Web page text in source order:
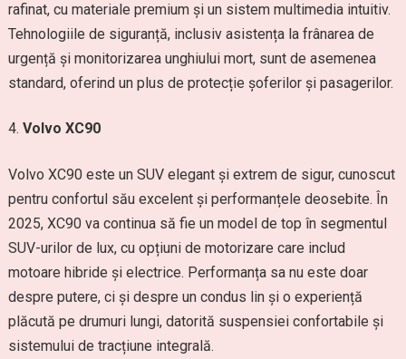
rafinat, cu materiale premium și un sistem multimedia intuitiv.
Tehnologiile de siguranță, inclusiv asistența la frânarea de
urgență și monitorizarea unghiului mort, sunt de asemenea
standard, oferind un plus de protecție șoferilor și pasagerilor.
Volvo XC90
Volvo XC90 este un SUV elegant și extrem de sigur, cunoscut
pentru confortul său excelent și performanțele deosebite. În
2025, XC90 va continua să fie un model de top în segmentul
SUV-urilor de lux, cu opțiuni de motorizare care includ
motoare hibride și electrice. Performanța sa nu este doar
despre putere, ci și despre un condus lin și o experiență
plăcută pe drumuri lungi, datorită suspensiei confortabile și
sistemului de tracțiune integrală.